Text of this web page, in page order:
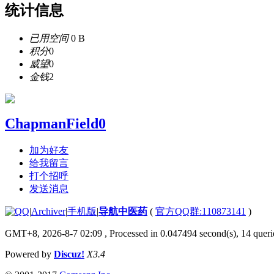
统计信息
已用空间0 B
积分0
威望0
金钱2
ChapmanField0
加为好友
给我留言
打个招呼
发送消息
|Archiver|手机版|导航中医药 ( 官方QQ群:110873141 )
GMT+8, 2026-8-7 02:09 , Processed in 0.047494 second(s), 14
Powered by Discuz! X3.4